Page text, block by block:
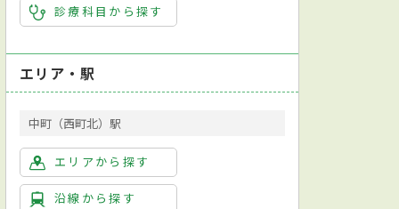
診療科目から探す
エリア・駅
中町（西町北）駅
エリアから探す
沿線から探す